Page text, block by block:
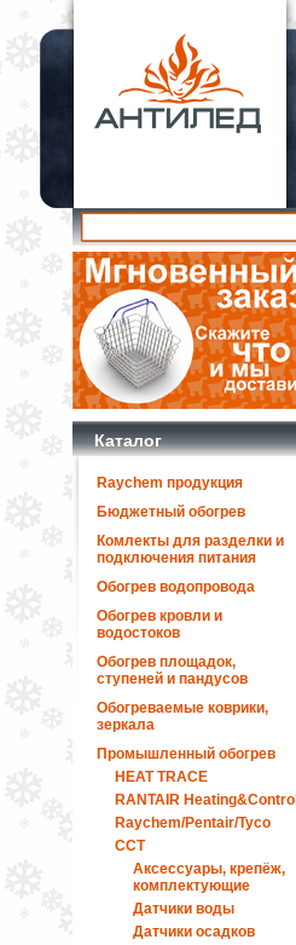
Каталог
Raychem продукция
Бюджетный обогрев
Комлекты для разделки и
подключения питания
Обогрев водопровода
Обогрев кровли и
водостоков
Обогрев площадок,
ступеней и пандусов
Обогреваемые коврики,
зеркала
Промышленный обогрев
HEAT TRACE
RANTAIR Heating&Control
Raychem/Pentair/Tyco
ССТ
Аксессуары, крепёж,
комплектующие
Датчики воды
Датчики осадков